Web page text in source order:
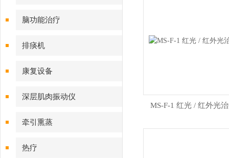
脑功能治疗
排痰机
康复设备
深层肌肉振动仪
牵引熏蒸
热疗
MS‑F‑1 红光 / 红外光